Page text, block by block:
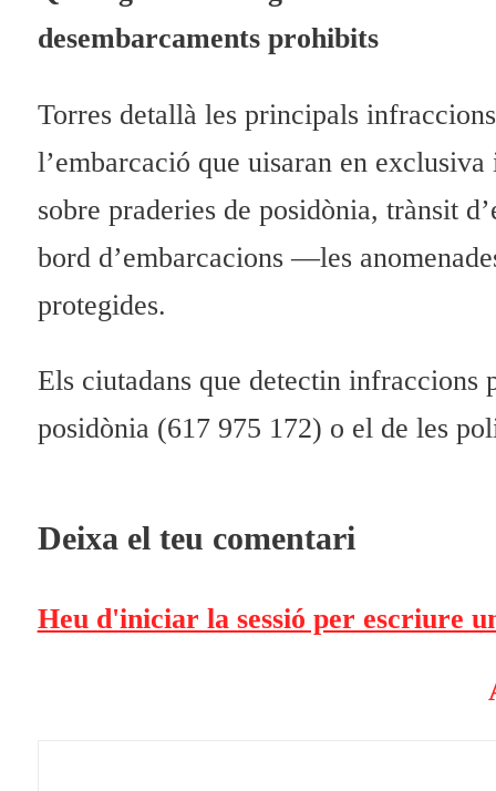
desembarcaments prohibits
Torres detallà les principals
l’embarcació que uisaran en
sobre praderies de posidònia, trànsit
bord d’embarcacions —les
protegides.
Els ciutadans que detectin infraccions
posidònia (617 975 172) o el de les
Deixa el teu comentari
Heu d'iniciar la sessió per escriure